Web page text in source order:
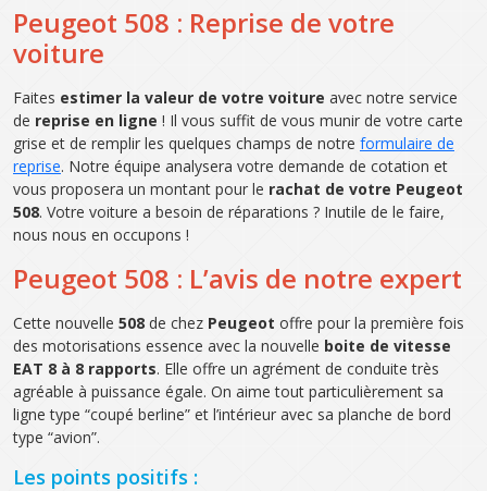
Peugeot 508 : Reprise de votre
voiture
Faites estimer la valeur de votre voiture avec notre service
de reprise en ligne ! Il vous suffit de vous munir de votre carte
grise et de remplir les quelques champs de notre formulaire de
reprise. Notre équipe analysera votre demande de cotation et
vous proposera un montant pour le rachat de votre Peugeot
508. Votre voiture a besoin de réparations ? Inutile de le faire,
nous nous en occupons !
Peugeot 508 : L’avis de notre expert
Cette nouvelle 508 de chez Peugeot offre pour la première fois
des motorisations essence avec la nouvelle boite de vitesse
EAT 8 à 8 rapports. Elle offre un agrément de conduite très
agréable à puissance égale. On aime tout particulièrement sa
ligne type “coupé berline” et l’intérieur avec sa planche de bord
type “avion”.
Les points positifs :